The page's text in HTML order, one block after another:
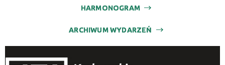
HARMONOGRAM
ARCHIWUM WYDARZEŃ